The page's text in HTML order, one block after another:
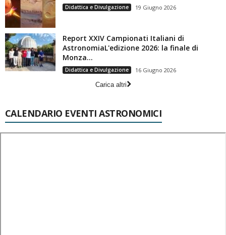
Didattica e Divulgazione 19 Giugno 2026
Report XXIV Campionati Italiani di
AstronomiaL'edizione 2026: la finale di
Monza...
Didattica e Divulgazione
16 Giugno 2026
Carica altri
CALENDARIO EVENTI ASTRONOMICI